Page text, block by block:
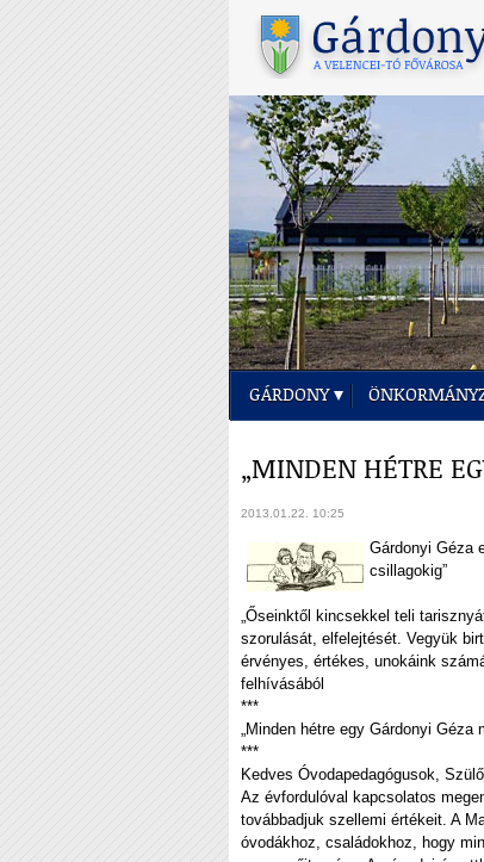
GÁRDONY
„MINDEN HÉTRE
2013.01.22. 10:25
Gárdonyi Géza
csillagokig”
„Őseinktől kincsekkel teli
szorulását, elfelejtését. Vegyük
érvényes, értékes, unokáink
felhívásából
***
„Minden hétre egy Gárdonyi Géza
***
Kedves Óvodapedagógusok,
Az évfordulóval kapcsolatos
továbbadjuk szellemi értékeit. A
óvodákhoz, családokhoz, hogy